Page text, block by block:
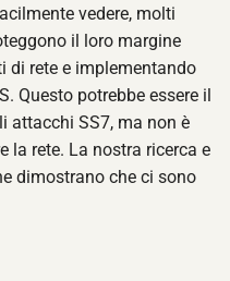
vedere, molti
il loro margine
di rete e implementando
Questo potrebbe essere il
attacchi SS7, ma non è
la rete. La nostra ricerca e
dimostrano che ci sono